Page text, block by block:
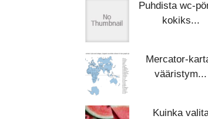
Puhdista wc-
kokiks...
Mercator-
vääristym...
Kuinka